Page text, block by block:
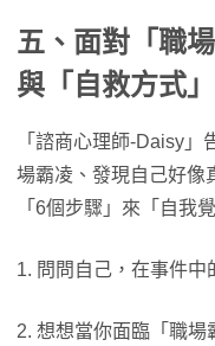
五、面對「職
與「自救方式
「諮商心理師-Daisy
場霸凌、發現自己好像
「6個步驟」來「自我
1. 問問自己，在事件中
2. 想想當你面臨「職